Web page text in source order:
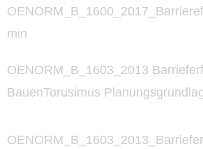
min
OENORM_B_1603_2013
BauenTorusimus